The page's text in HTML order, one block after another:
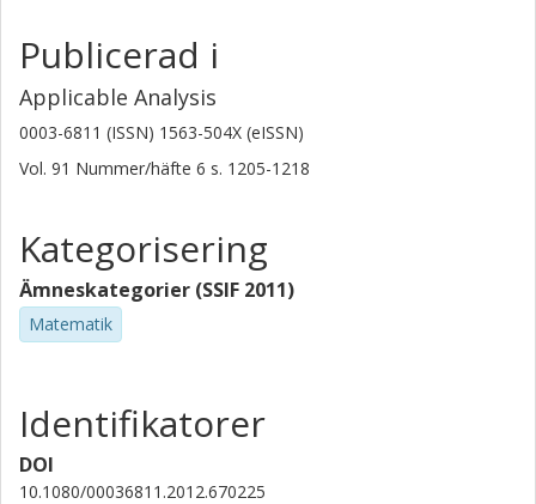
Publicerad i
Applicable Analysis
0003-6811 (ISSN) 1563-504X (eISSN)
Vol. 91 Nummer/häfte 6 s. 1205-1218
Kategorisering
Ämneskategorier (SSIF 2011)
Matematik
Identifikatorer
DOI
10.1080/00036811.2012.670225